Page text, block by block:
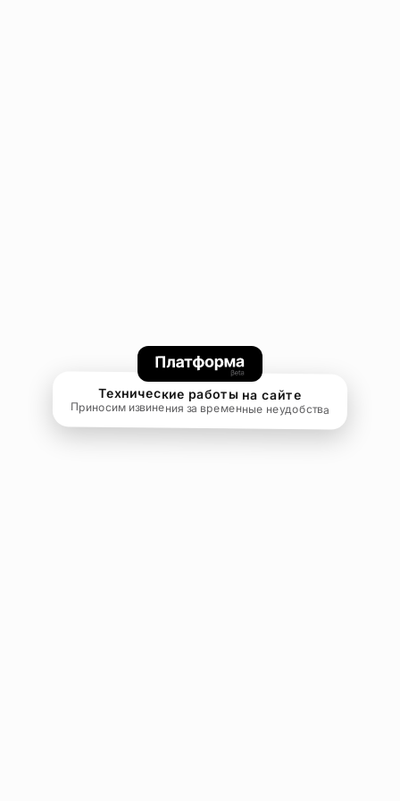
Технические работы на сайте
Приносим извинения за временные неудобства